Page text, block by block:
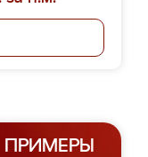
ПРИМЕРЫ